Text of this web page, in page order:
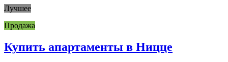
Лучшее
Продажа
Купить апартаменты в Ницце